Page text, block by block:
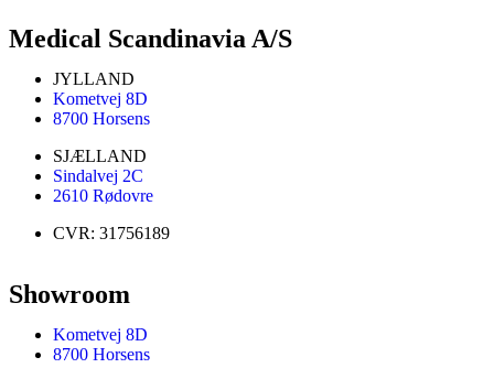
Medical Scandinavia A/S
JYLLAND
Kometvej 8D
8700 Horsens
SJÆLLAND
Sindalvej 2C
2610 Rødovre
CVR: 31756189
Showroom
Kometvej 8D
8700 Horsens